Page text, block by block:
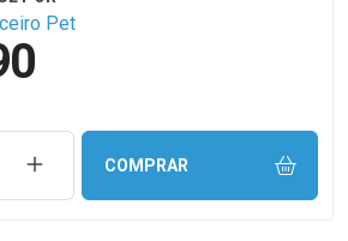
Pet
UNIDADEAUMENTAR UMA UNIDADE
COMPRAR